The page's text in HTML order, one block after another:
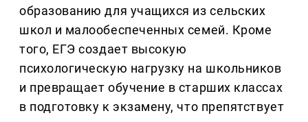
образованию для учащихся из сельских
школ и малообеспеченных семей. Кроме
того, ЕГЭ создает высокую
психологическую нагрузку на школьников
и превращает обучение в старших классах
в подготовку к экзамену, что препятствует